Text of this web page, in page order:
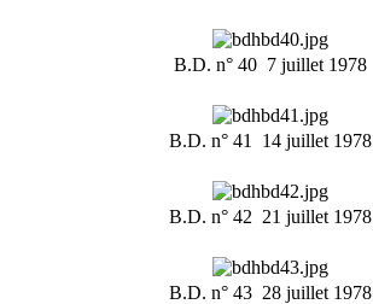
B.D. n° 40  7 juillet 1978
B.D. n° 41  14 juillet 1978
B.D. n° 42  21 juillet 1978
B.D. n° 43  28 juillet 1978